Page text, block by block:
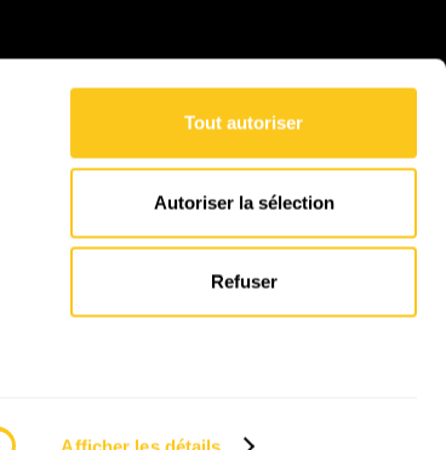
Afficher les détails
Tout autoriser
Autoriser la sélection
Refuser